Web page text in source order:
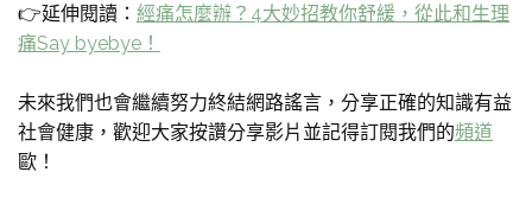
👉延伸閱讀： 經痛怎麼辦？4大妙招教你舒緩，從此和生理
痛Say byebye！
未來我們也會繼續努力終結網路謠言，分享正確的知識有益
社會健康，歡迎大家按讚分享影片並記得訂閱我們的頻道
歐！